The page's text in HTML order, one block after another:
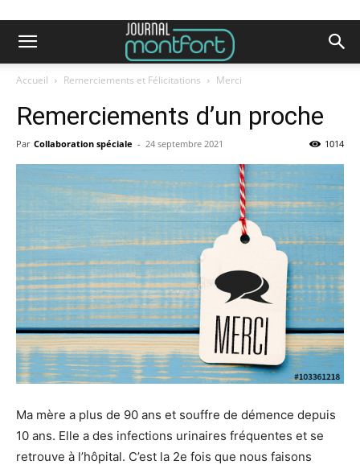
Accueil Remerciements et Félicitations Merci
Remerciements d’un proche
Par Collaboration spéciale - 24 septembre 2021 1014
Ma mère a plus de 90 ans et souffre de démence depuis
10 ans. Elle a des infections urinaires fréquentes et se
retrouve à l’hôpital. C’est la 2e fois que nous faisons